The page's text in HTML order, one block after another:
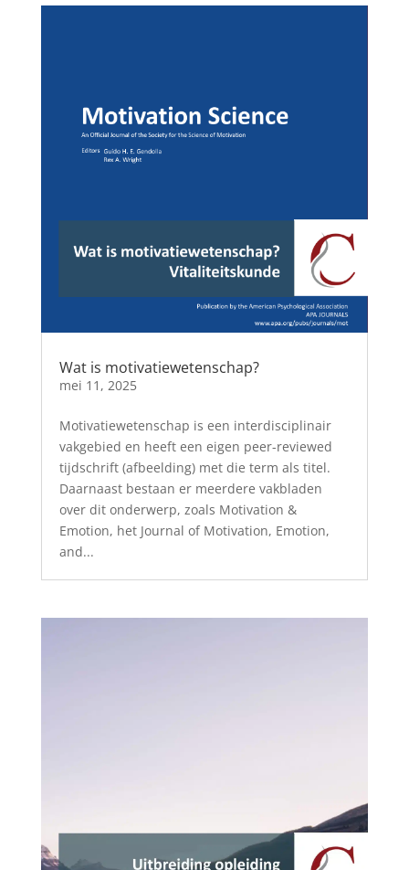
Wat is motivatiewetenschap?
mei 11, 2025
Motivatiewetenschap is een interdisciplinair
vakgebied en heeft een eigen peer-reviewed
tijdschrift (afbeelding) met die term als titel.
Daarnaast bestaan er meerdere vakbladen
over dit onderwerp, zoals Motivation &
Emotion, het Journal of Motivation, Emotion,
and...